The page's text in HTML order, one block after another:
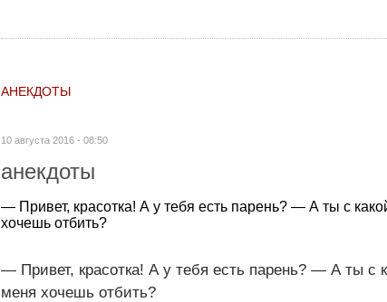
АНЕКДОТЫ
10 августа 2016 - 08:50
анекдоты
— Привет, красотка! А у тебя есть парень? — А ты с
хочешь отбить?
— Привет, красотка! А у тебя есть парень? — А ты с
меня хочешь отбить?